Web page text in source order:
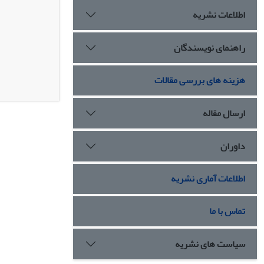
اطلاعات نشریه
راهنمای نویسندگان
هزینه های بررسی مقالات
ارسال مقاله
داوران
اطلاعات آماری نشریه
تماس با ما
سیاست های نشریه